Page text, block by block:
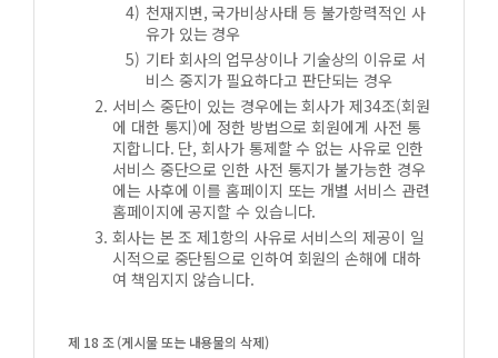
천재지변, 국가비상사태 등 불가항력적인 사
유가 있는 경우
기타 회사의 업무상이나 기술상의 이유로 서
비스 중지가 필요하다고 판단되는 경우
서비스 중단이 있는 경우에는 회사가 제34조(회원
에 대한 통지)에 정한 방법으로 회원에게 사전 통
지합니다. 단, 회사가 통제할 수 없는 사유로 인한
서비스 중단으로 인한 사전 통지가 불가능한 경우
에는 사후에 이를 홈페이지 또는 개별 서비스 관련
홈페이지에 공지할 수 있습니다.
회사는 본 조 제1항의 사유로 서비스의 제공이 일
시적으로 중단됨으로 인하여 회원의 손해에 대하
여 책임지지 않습니다.
제 18 조 (게시물 또는 내용물의 삭제)